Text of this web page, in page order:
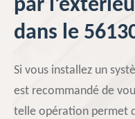
par
dans le
Si vous installez un
est recommandé de
telle opération permet